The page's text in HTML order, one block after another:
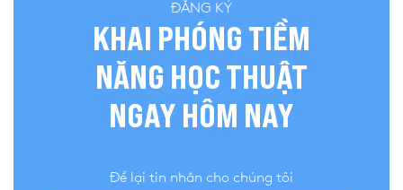
ĐĂNG KÝ
KHAI PHÓNG TIỀM
NĂNG HỌC THUẬT
NGAY HÔM NAY
Để lại tin nhắn cho chúng tôi